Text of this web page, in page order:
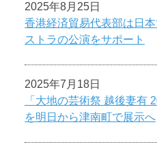
2025年8月25日
香港経済貿易代表部は日
ストラの公演をサポート
2025年7月18日
「大地の芸術祭 越後妻有
を明日から津南町で展示へ